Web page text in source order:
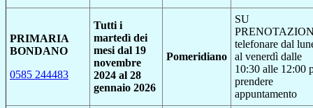
PRIMARIA
BONDANO
0585 244483
Tutti i
martedì dei
mesi dal 19
novembre
2024 al 28
gennaio 2026
Pomeridiano
SU
telefonare dal
al venerdì dalle
10:30 alle 12:00
prendere
appuntamento